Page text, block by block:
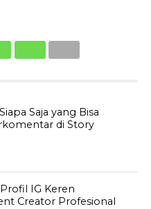
Saja yang Bisa
di Story
IG Keren
Creator Profesional